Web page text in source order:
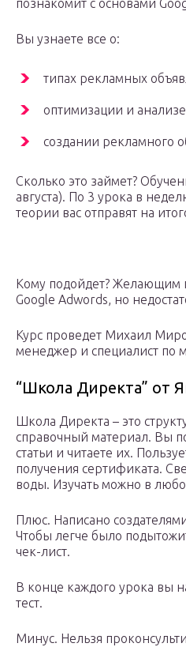
познакомит с основами
Вы узнаете все о:
типах рекламных
оптимизации и
создании рекламного
Сколько это займет?
августа). По 3 урока в
теории вас отправят на
Кому подойдет? Желающим
Google Adwords, но
Курс проведет Михаил
менеджер и специалист по
“Школа Директа” от
Школа Директа – это
справочный материал. Вы
статьи и читаете их.
получения сертификата.
воды. Изучать можно в
Плюс. Написано
Чтобы легче было
чек-лист.
В конце каждого урока вы
тест.
Минус. Нельзя